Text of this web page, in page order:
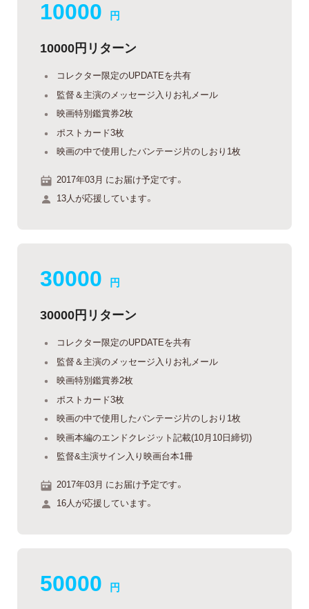
10000 円
10000円リターン
コレクター限定のUPDATEを共有
監督＆主演のメッセージ入りお礼メール
映画特別鑑賞券2枚
ポストカード3枚
映画の中で使用したバンテージ片のしおり1枚
2017年03月 にお届け予定です。
13人が応援しています。
30000 円
30000円リターン
コレクター限定のUPDATEを共有
監督＆主演のメッセージ入りお礼メール
映画特別鑑賞券2枚
ポストカード3枚
映画の中で使用したバンテージ片のしおり1枚
映画本編のエンドクレジット記載(10月10日締切)
監督&主演サイン入り映画台本1冊
2017年03月 にお届け予定です。
16人が応援しています。
50000 円